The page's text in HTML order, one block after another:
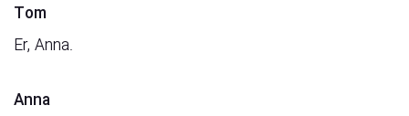
Tom
Er, Anna.
Anna